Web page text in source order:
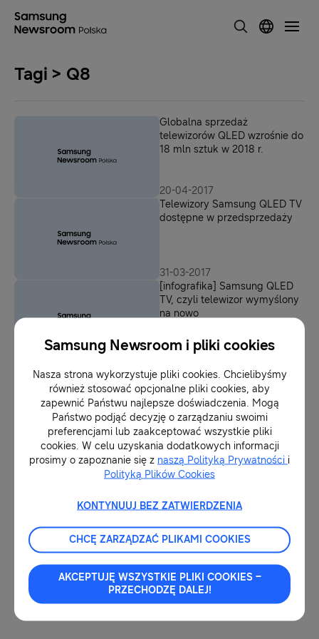
Tagi > Q8
Globalna sprzedaż
telewizorów QLED wzrośnie do
18 mln sztuk w 2018 r.
20-04-2017
Telewizory Samsung QLED TV
dostępne w przedsprzedaży
31-03-2017
[infografika] Samsung QLED
TV, czyli telewizor wymyślony
na nowo
22-03-2017
Złote VILLE dla produktów
marki Samsung
10-03-2017
QLED to pierwsze telewizory,
które dzięki technologii
Quantum Dot oddają pełne
1
Samsung Newsroom i pliki cookies
Nasza strona wykorzystuje pliki cookies. Chcielibyśmy
również stosować opcjonalne pliki cookies, aby
zapewnić Państwu najlepsze doświadczenia. Mogą
Państwo podjąć decyzję o zarządzaniu swoimi
preferencjami lub zaakceptować wszystkie pliki
cookies. W celu uzyskania dodatkowych informacji
prosimy o zapoznanie się z naszą Polityką Prywatności i
Polityką Plików Cookies
KONTYNUUJ BEZ ZATWIERDZENIA
CHCĘ ZARZĄDZAĆ PLIKAMI COOKIES
AKCEPTUJĘ WSZYSTKIE PLIKI COOKIES –
PRZECHODZĘ DALEJ!